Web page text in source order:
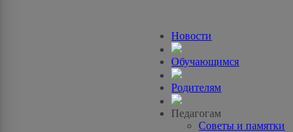
Новости
Обучающимся
Родителям
Педагогам
Советы и памятки